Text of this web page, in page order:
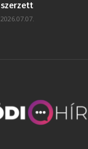
szerzett
2026.07.07.